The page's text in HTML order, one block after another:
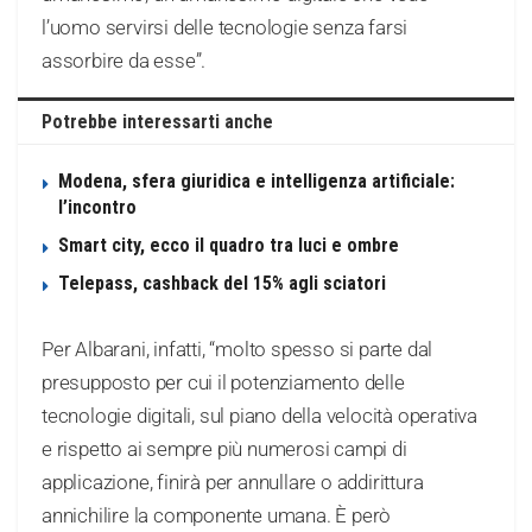
l’uomo servirsi delle tecnologie senza farsi
assorbire da esse”.
Potrebbe interessarti anche
Modena, sfera giuridica e intelligenza artificiale:
l’incontro
Smart city, ecco il quadro tra luci e ombre
Telepass, cashback del 15% agli sciatori
Per Albarani, infatti, “molto spesso si parte dal
presupposto per cui il potenziamento delle
tecnologie digitali, sul piano della velocità operativa
e rispetto ai sempre più numerosi campi di
applicazione, finirà per annullare o addirittura
annichilire la componente umana. È però